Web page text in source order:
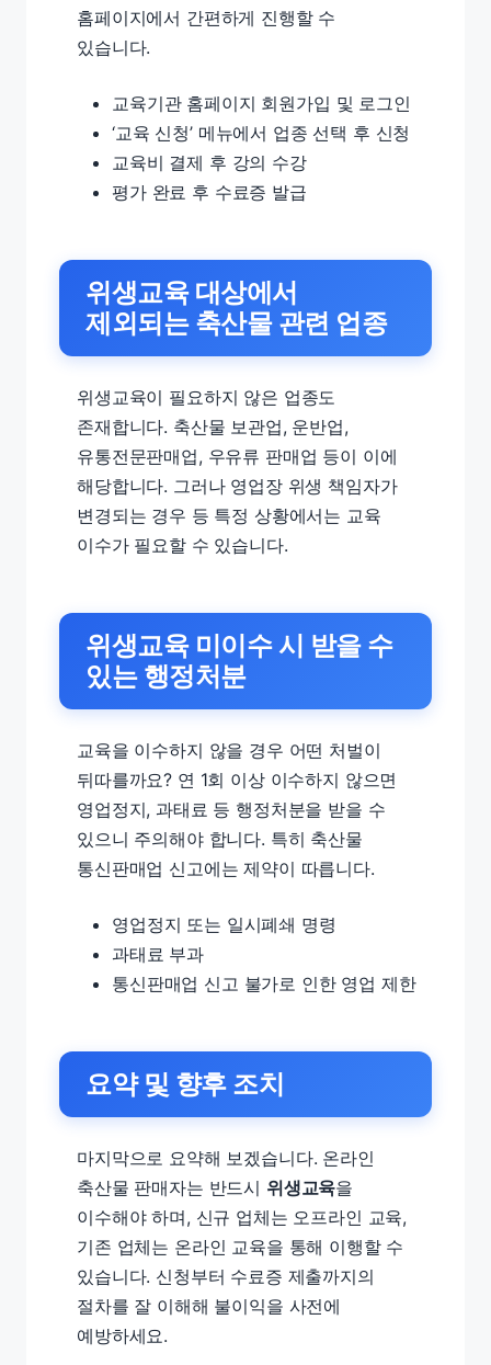
홈페이지에서 간편하게 진행할 수
있습니다.
교육기관 홈페이지 회원가입 및 로그인
‘교육 신청’ 메뉴에서 업종 선택 후 신청
교육비 결제 후 강의 수강
평가 완료 후 수료증 발급
위생교육 대상에서
제외되는 축산물 관련 업종
위생교육이 필요하지 않은 업종도
존재합니다. 축산물 보관업, 운반업,
유통전문판매업, 우유류 판매업 등이 이에
해당합니다. 그러나 영업장 위생 책임자가
변경되는 경우 등 특정 상황에서는 교육
이수가 필요할 수 있습니다.
위생교육 미이수 시 받을 수
있는 행정처분
교육을 이수하지 않을 경우 어떤 처벌이
뒤따를까요? 연 1회 이상 이수하지 않으면
영업정지, 과태료 등 행정처분을 받을 수
있으니 주의해야 합니다. 특히 축산물
통신판매업 신고에는 제약이 따릅니다.
영업정지 또는 일시폐쇄 명령
과태료 부과
통신판매업 신고 불가로 인한 영업 제한
요약 및 향후 조치
마지막으로 요약해 보겠습니다. 온라인
축산물 판매자는 반드시 위생교육을
이수해야 하며, 신규 업체는 오프라인 교육,
기존 업체는 온라인 교육을 통해 이행할 수
있습니다. 신청부터 수료증 제출까지의
절차를 잘 이해해 불이익을 사전에
예방하세요.